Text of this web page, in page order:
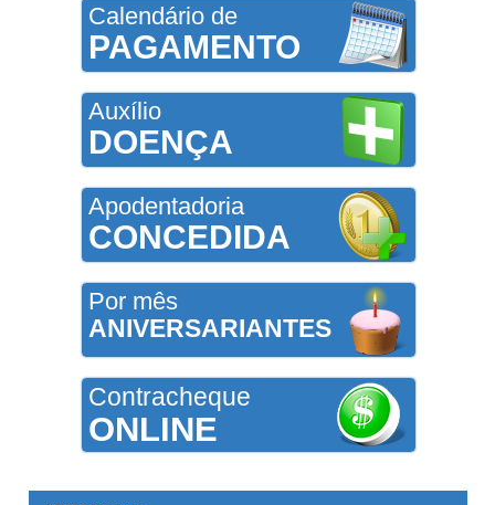
Calendário de
PAGAMENTO
Auxílio
DOENÇA
Apodentadoria
CONCEDIDA
Por mês
ANIVERSARIANTES
Contracheque
ONLINE